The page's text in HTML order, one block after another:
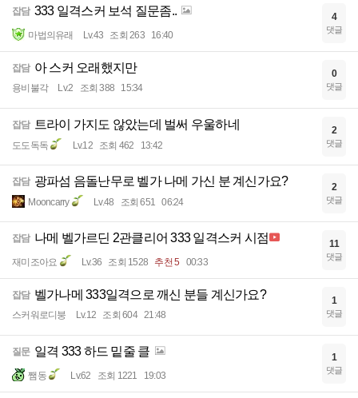
잡담 333 일격스커 보석 질문좀..
마법의유래 Lv.43 조회 263 16:40
4
댓글
잡담 아 스커 오래했지만
용비불각 Lv.2 조회 388 15:34
0
댓글
잡담 트라이 가지도 않았는데 벌써 우울하네
도도독독 Lv.12 조회 462 13:42
2
댓글
잡담 광파섬 음돌난무로 벨가 나메 가신 분 계신가요?
Mooncarry Lv.48 조회 651 06:24
2
댓글
잡담 나메 벨가르딘 2관클리어 333 일격스커 시점
재미조아요 Lv.36 조회 1528 추천 5 00:33
11
댓글
잡담 벨가나메 333일격으로 깨신 분들 계신가요?
스커워로디붕 Lv.12 조회 604 21:48
1
댓글
질문 일격 333 하드 밑줄 클
쨈동 Lv.62 조회 1221 19:03
1
댓글